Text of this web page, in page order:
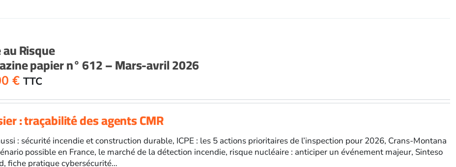
2026
Risque
papier n° 612 – Mars-avril 2026
€ TTC
: traçabilité des agents CMR
: sécurité incendie et construction durable, ICPE : les 5 actions prioritaires de l’inspection pour 2026, Crans-Montana
possible en France, le marché de la détection incendie, risque nucléaire : anticiper un événement majeur, Sinteso
fiche pratique cybersécurité…